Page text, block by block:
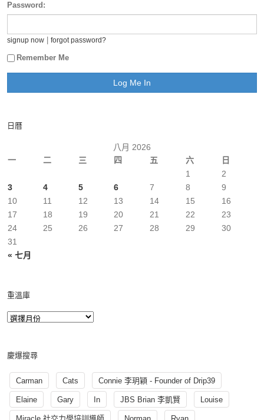
Password:
signup now forgot password?
Remember Me
日曆
八月 2026
一
二 三 四 五 六 日
« 七月
1
2
3
4 5 6 7 8
9
10
11 12 13 14 15
16
17
18 19 20 21 22
23
24
25 26 27 28 29
30
31
重溫庫
慶爆搜尋
Carman Cats Connie 李玥穎 - Founder of Drip39
Elaine Gary In JBS Brian 李凱賢 Louise